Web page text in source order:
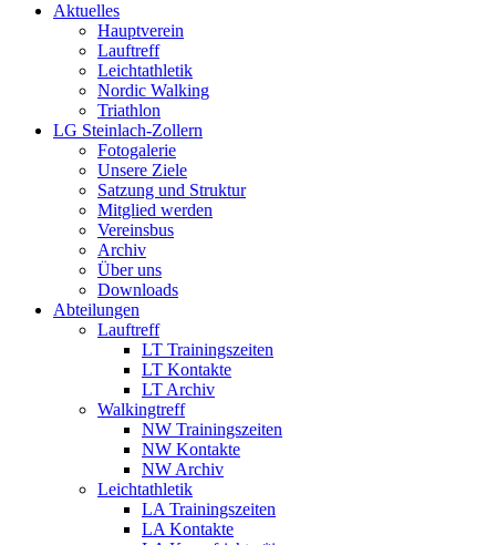
Aktuelles
Hauptverein
Lauftreff
Leichtathletik
Nordic Walking
Triathlon
LG Steinlach-Zollern
Fotogalerie
Unsere Ziele
Satzung und Struktur
Mitglied werden
Vereinsbus
Archiv
Über uns
Downloads
Abteilungen
Lauftreff
LT Trainingszeiten
LT Kontakte
LT Archiv
Walkingtreff
NW Trainingszeiten
NW Kontakte
NW Archiv
Leichtathletik
LA Trainingszeiten
LA Kontakte